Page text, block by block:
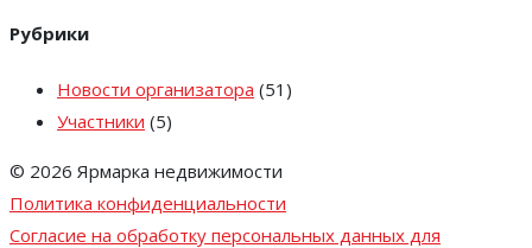
Рубрики
Новости организатора (51)
Участники (5)
© 2026 Ярмарка недвижимости
Политика конфиденциальности
Согласие на обработку персональных данных для